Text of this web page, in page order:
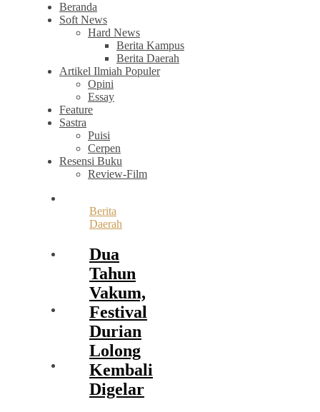
Beranda
Soft News
Hard News
Berita Kampus
Berita Daerah
Artikel Ilmiah Populer
Opini
Essay
Feature
Sastra
Puisi
Cerpen
Resensi Buku
Review-Film
Berita
Daerah
Dua
Tahun
Vakum,
Festival
Durian
Lolong
Kembali
Digelar